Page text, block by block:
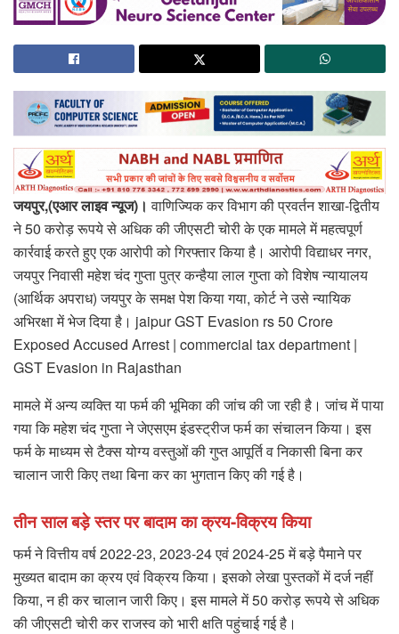
जयपुर,(एआर लाइव न्यूज)। वाणिज्यिक कर विभाग की प्रवर्तन शाखा-द्वितीय
ने 50 करोड़ रूपये से अधिक की जीएसटी चोरी के एक मामले में महत्वपूर्ण
कार्रवाई करते हुए एक आरोपी को गिरफ्तार किया है। आरोपी विद्याधर नगर,
जयपुर निवासी महेश चंद गुप्ता पुत्र कन्हैया लाल गुप्ता को विशेष न्यायालय
(आर्थिक अपराध) जयपुर के समक्ष पेश किया गया, कोर्ट ने उसे न्यायिक
अभिरक्षा में भेज दिया है। jaipur GST Evasion rs 50 Crore
Exposed Accused Arrest | commercial tax department |
GST Evasion in Rajasthan
मामले में अन्य व्यक्ति या फर्म की भूमिका की जांच की जा रही है। जांच में पाया
गया कि महेश चंद गुप्ता ने जेएसएम इंडस्ट्रीज फर्म का संचालन किया। इस
फर्म के माध्यम से टैक्स योग्य वस्तुओं की गुप्त आपूर्ति व निकासी बिना कर
चालान जारी किए तथा बिना कर का भुगतान किए की गई है।
तीन साल बड़े स्तर पर बादाम का क्रय-विक्रय किया
फर्म ने वित्तीय वर्ष 2022-23, 2023-24 एवं 2024-25 में बड़े पैमाने पर
मुख्यत बादाम का क्रय एवं विक्रय किया। इसको लेखा पुस्तकों में दर्ज नहीं
किया, न ही कर चालान जारी किए। इस मामले में 50 करोड़ रूपये से अधिक
की जीएसटी चोरी कर राजस्व को भारी क्षति पहुंचाई गई है।